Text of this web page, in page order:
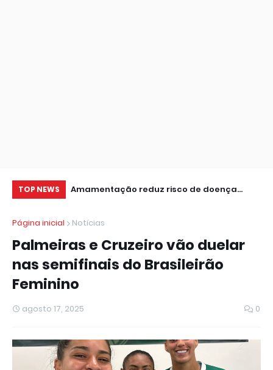
TOP NEWS
dados da 1ª
Amamentação reduz risco de doença
Página inicial
Notícias
Palmeiras e Cruzeiro vão duelar
nas semifinais do Brasileirão
Feminino
agosto 17, 2025 0